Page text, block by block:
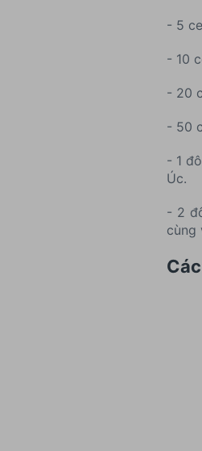
- 5
- 10
- 20
- 50
- 1
Úc.
- 2
cùng